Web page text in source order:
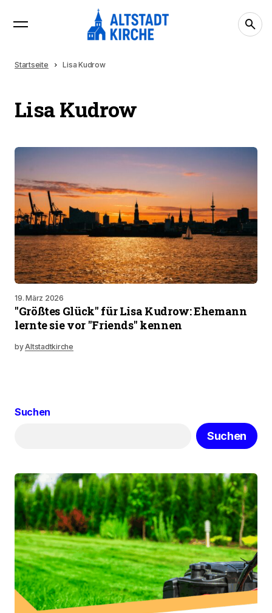
Startseite Lisa Kudrow
Lisa Kudrow
19. März 2026
"Größtes Glück" für Lisa Kudrow: Ehemann
lernte sie vor "Friends" kennen
byAltstadtkirche
Suchen
Suchen